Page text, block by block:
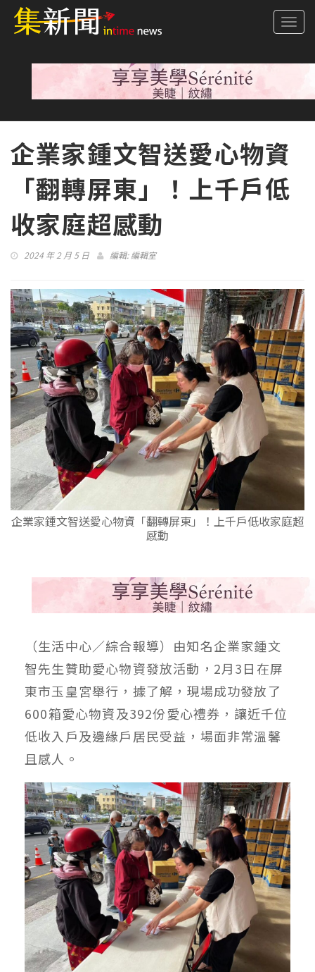
企業家鍾文智送愛心物資
「翻轉屏東」！上千戶低
收家庭超感動
2024 年 2 月 5 日 編輯:編輯室
企業家鍾文智送愛心物資「翻轉屏東」！上千戶低收家庭超
感動
（生活中心／綜合報導）由知名企業家鍾文
智先生贊助愛心物資發放活動，2月3日在屏
東市玉皇宮舉行，據了解，現場成功發放了
600箱愛心物資及392份愛心禮券，讓近千位
低收入戶及邊緣戶居民受益，場面非常溫馨
且感人。